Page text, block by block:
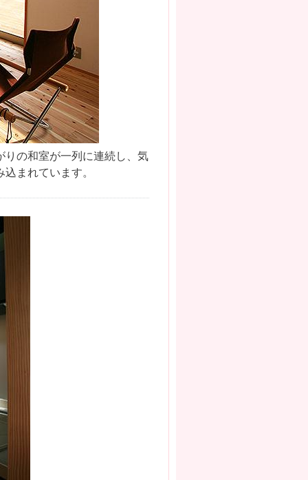
の和室が一列に連続し、気
まれています。